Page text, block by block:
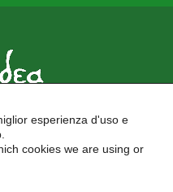
LE SCUOLE
esperienza d'uso e
cookies we are using or